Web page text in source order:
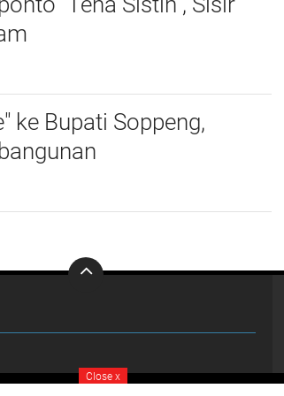
ke Bupati Soppeng,
Close x